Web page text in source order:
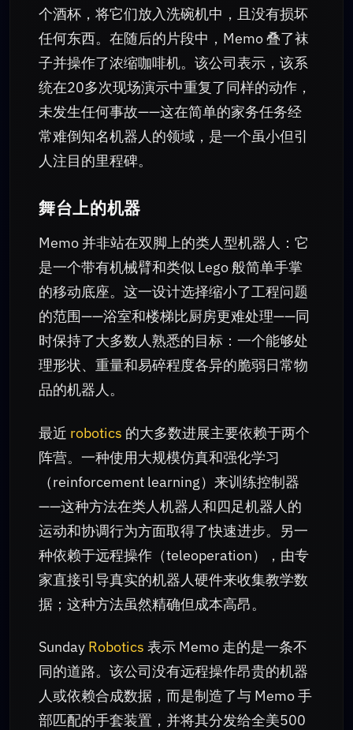
个酒杯，将它们放入洗碗机中，且没有损坏
任何东西。在随后的片段中，Memo 叠了袜
子并操作了浓缩咖啡机。该公司表示，该系
统在20多次现场演示中重复了同样的动作，
未发生任何事故——这在简单的家务任务经
常难倒知名机器人的领域，是一个虽小但引
人注目的里程碑。
舞台上的机器
Memo 并非站在双脚上的类人型机器人：它
是一个带有机械臂和类似 Lego 般简单手掌
的移动底座。这一设计选择缩小了工程问题
的范围——浴室和楼梯比厨房更难处理——同
时保持了大多数人熟悉的目标：一个能够处
理形状、重量和易碎程度各异的脆弱日常物
品的机器人。
最近 robotics 的大多数进展主要依赖于两个
阵营。一种使用大规模仿真和强化学习
（reinforcement learning）来训练控制器
——这种方法在类人机器人和四足机器人的
运动和协调行为方面取得了快速进步。另一
种依赖于远程操作（teleoperation），由专
家直接引导真实的机器人硬件来收集教学数
据；这种方法虽然精确但成本高昂。
Sunday Robotics 表示 Memo 走的是一条不
同的道路。该公司没有远程操作昂贵的机器
人或依赖合成数据，而是制造了与 Memo 手
部匹配的手套装置，并将其分发给全美500